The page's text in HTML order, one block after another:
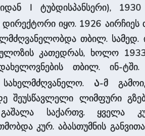
I ტუბდისპანსერი),
დირექტორი იყო. 1926 აირჩიეს
თბილ. სამედ.
კათედრას, ხოლო
თბილ. ინ-
ა-მ
შეუსწავლელი ლიმფური
საქართვ. ყველა
კურ. აბასთუმნის